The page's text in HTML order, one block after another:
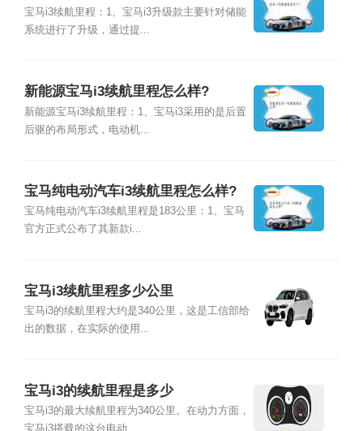
宝马i3续航里程：1、宝马i3升级款主要针对储能
系统进行了升级，通过提...
新能源宝马i3续航里程怎么样?
新能源宝马i3续航里程：1、宝马i3采用的是后置
后驱的布局形式，电动机...
宝马纯电动汽车i3续航里程怎么样?
宝马纯电动汽车i3续航里程是183公里：1、宝马
官方正式公布了其新款i...
宝马i3续航里程多少公里
宝马i3的续航里程大约是340公里，这是工信部给
出的数据，在实际的使用...
宝马i3的续航里程是多少
宝马i3的最大续航里程为340公里。在动力方面，
宝马i3搭载的这台电动...